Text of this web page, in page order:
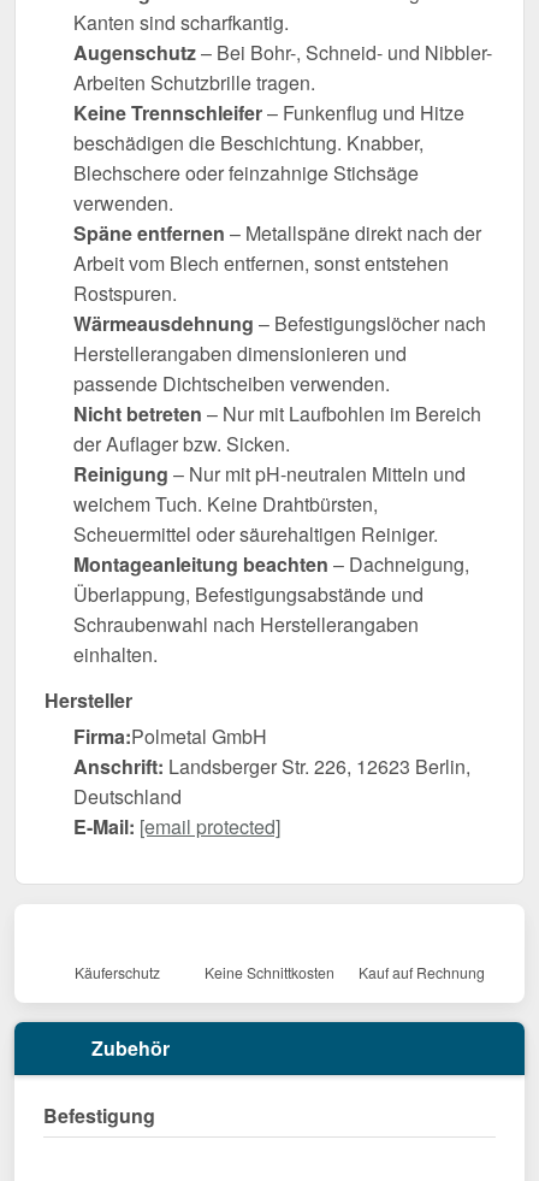
Kanten sind scharfkantig.
Augenschutz– Bei Bohr-, Schneid- und Nibbler-
Arbeiten Schutzbrille tragen.
Keine Trennschleifer– Funkenflug und Hitze
beschädigen die Beschichtung. Knabber,
Blechschere oder feinzahnige Stichsäge
verwenden.
Späne entfernen – Metallspäne direkt nach der
Arbeit vom Blech entfernen, sonst entstehen
Rostspuren.
Wärmeausdehnung – Befestigungslöcher nach
Herstellerangaben dimensionieren und
passende Dichtscheiben verwenden.
Nicht betreten – Nur mit Laufbohlen im Bereich
der Auflager bzw. Sicken.
Reinigung – Nur mit pH-neutralen Mitteln und
weichem Tuch. Keine Drahtbürsten,
Scheuermittel oder säurehaltigen Reiniger.
Montageanleitung beachten – Dachneigung,
Überlappung, Befestigungsabstände und
Schraubenwahl nach Herstellerangaben
einhalten.
Hersteller
Firma:Polmetal GmbH
Anschrift: Landsberger Str. 226, 12623 Berlin,
Deutschland
E-Mail: [email protected]
Käuferschutz Keine Schnittkosten Kauf auf Rechnung
Zubehör
Befestigung